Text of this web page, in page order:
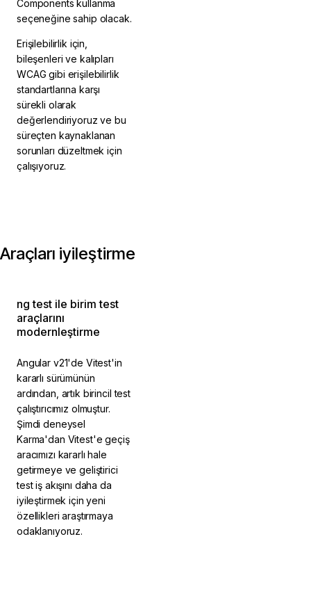
Components kullanma
seçeneğine sahip olacak.
Erişilebilirlik için,
bileşenleri ve kalıpları
WCAG gibi erişilebilirlik
standartlarına karşı
sürekli olarak
değerlendiriyoruz ve bu
süreçten kaynaklanan
sorunları düzeltmek için
çalışıyoruz.
Araçları iyileştirme
ng test ile birim test
araçlarını
modernleştirme
Angular v21'de Vitest'in
kararlı sürümünün
ardından, artık birincil test
çalıştırıcımız olmuştur.
Şimdi deneysel
Karma'dan Vitest'e geçiş
aracımızı kararlı hale
getirmeye ve geliştirici
test iş akışını daha da
iyileştirmek için yeni
özellikleri araştırmaya
odaklanıyoruz.